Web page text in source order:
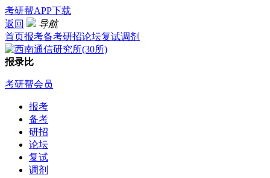
考研帮APP下载
返回
导航
首页报考备考研招论坛复试调剂
报录比
考研帮会员
报考
备考
研招
论坛
复试
调剂